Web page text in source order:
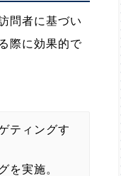
問者に基づい
際に効果的で
ティングす
実施。